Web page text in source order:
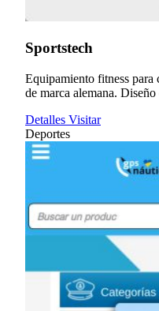
Sportstech
Equipamiento fitness para
de marca alemana.
Detalles Visitar
Deportes